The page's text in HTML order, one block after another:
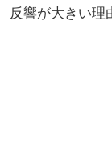
響が大きい理